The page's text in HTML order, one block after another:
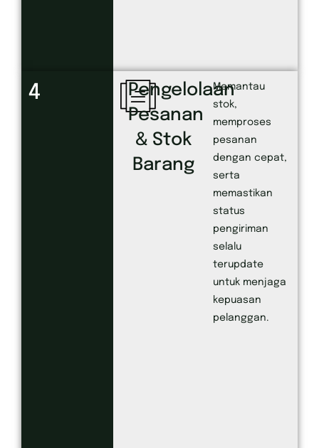
4
Pengelolaan
Pesanan
& Stok
Barang
Memantau
stok,
memproses
pesanan
dengan cepat,
serta
memastikan
status
pengiriman
selalu
terupdate
untuk menjaga
kepuasan
pelanggan.